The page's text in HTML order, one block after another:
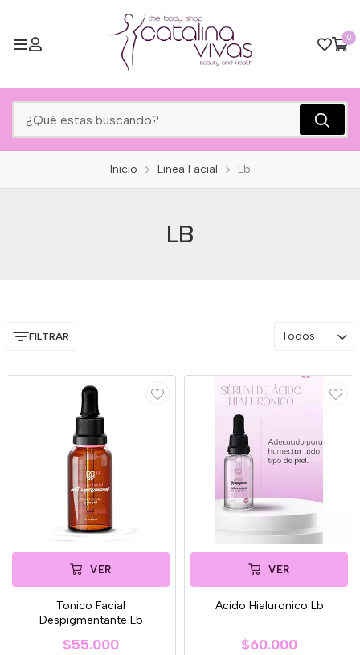
0
Inicio Linea Facial Lb
LB
FILTRAR Todos
VER
Tonico Facial
Despigmentante Lb
$55.000
VER
Acido Hialuronico Lb
$60.000